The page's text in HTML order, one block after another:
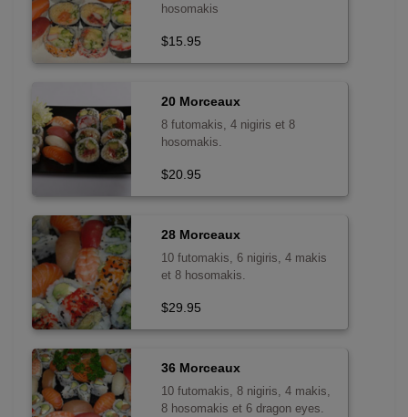
hosomakis
$15.95
20 Morceaux
8 futomakis, 4 nigiris et 8
hosomakis.
$20.95
28 Morceaux
10 futomakis, 6 nigiris, 4 makis
et 8 hosomakis.
$29.95
36 Morceaux
10 futomakis, 8 nigiris, 4 makis,
8 hosomakis et 6 dragon eyes.